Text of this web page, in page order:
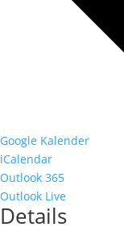
Google Kalender
iCalendar
Outlook 365
Outlook Live
Details